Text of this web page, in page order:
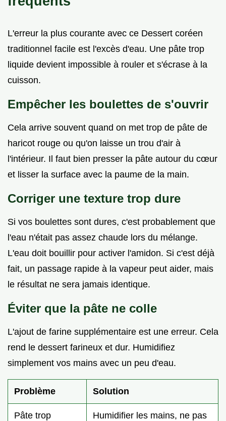
L'erreur la plus courante avec ce Dessert coréen
traditionnel facile est l'excès d'eau. Une pâte trop
liquide devient impossible à rouler et s'écrase à la
cuisson.
Empêcher les boulettes de s'ouvrir
Cela arrive souvent quand on met trop de pâte de
haricot rouge ou qu'on laisse un trou d'air à
l'intérieur. Il faut bien presser la pâte autour du cœur
et lisser la surface avec la paume de la main.
Corriger une texture trop dure
Si vos boulettes sont dures, c'est probablement que
l'eau n'était pas assez chaude lors du mélange.
L'eau doit bouillir pour activer l'amidon. Si c'est déjà
fait, un passage rapide à la vapeur peut aider, mais
le résultat ne sera jamais identique.
Éviter que la pâte ne colle
L'ajout de farine supplémentaire est une erreur. Cela
rend le dessert farineux et dur. Humidifiez
simplement vos mains avec un peu d'eau.
Problème Solution
Pâte trop
Humidifier les mains, ne pas